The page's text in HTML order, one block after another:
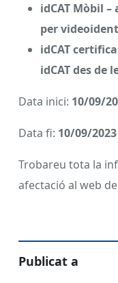
idCAT Mòbil
per
idCAT
idCAT des de
Data inici: 10/09/
Data fi: 10/09/
Trobareu tota la
afectació al web de
Publicat a